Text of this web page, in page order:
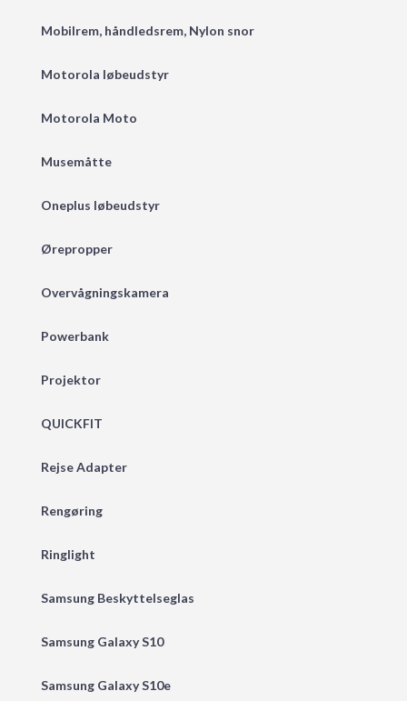
Mobilrem, håndledsrem, Nylon snor
Motorola løbeudstyr
Motorola Moto
Musemåtte
Oneplus løbeudstyr
Ørepropper
Overvågningskamera
Powerbank
Projektor
QUICKFIT
Rejse Adapter
Rengøring
Ringlight
Samsung Beskyttelseglas
Samsung Galaxy S10
Samsung Galaxy S10e